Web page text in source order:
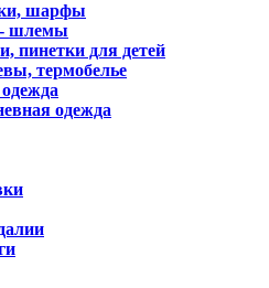
шарфы
- шлемы
пинетки для детей
термобелье
одежда